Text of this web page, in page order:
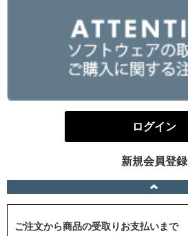
ログイン
新規会員登録
ご注文から商品の受取りお支払いまで